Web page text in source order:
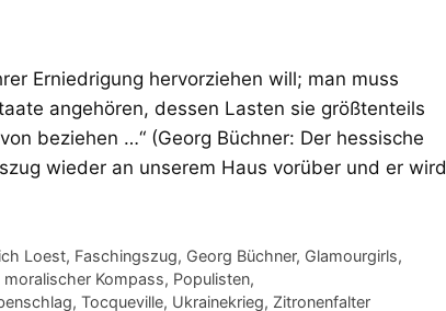
Erniedrigung hervorziehen will; man muss
angehören, dessen Lasten sie größtenteils
beziehen …“ (Georg Büchner: Der hessische
wieder an unserem Haus vorüber und er wird
Loest, Faschingszug, Georg Büchner, Glamourgirls,
moralischer Kompass, Populisten,
, Tocqueville, Ukrainekrieg, Zitronenfalter